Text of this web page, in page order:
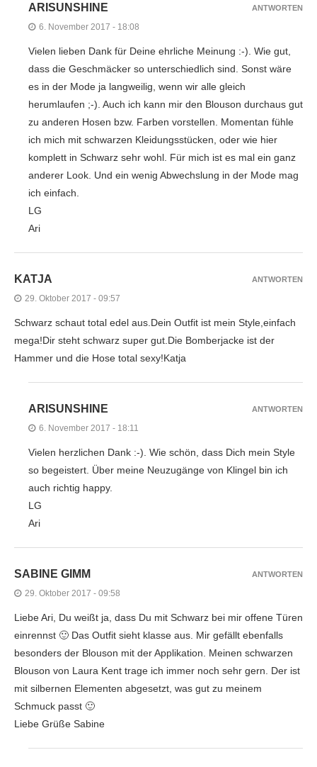
ARISUNSHINE
6. November 2017 - 18:08
Vielen lieben Dank für Deine ehrliche Meinung :-). Wie gut,
dass die Geschmäcker so unterschiedlich sind. Sonst wäre
es in der Mode ja langweilig, wenn wir alle gleich
herumlaufen ;-). Auch ich kann mir den Blouson durchaus gut
zu anderen Hosen bzw. Farben vorstellen. Momentan fühle
ich mich mit schwarzen Kleidungsstücken, oder wie hier
komplett in Schwarz sehr wohl. Für mich ist es mal ein ganz
anderer Look. Und ein wenig Abwechslung in der Mode mag
ich einfach.
LG
Ari
ANTWORTEN
KATJA
29. Oktober 2017 - 09:57
Schwarz schaut total edel aus.Dein Outfit ist mein Style,einfach
mega!Dir steht schwarz super gut.Die Bomberjacke ist der
Hammer und die Hose total sexy!Katja
ANTWORTEN
ARISUNSHINE
6. November 2017 - 18:11
Vielen herzlichen Dank :-). Wie schön, dass Dich mein Style
so begeistert. Über meine Neuzugänge von Klingel bin ich
auch richtig happy.
LG
Ari
ANTWORTEN
SABINE GIMM
29. Oktober 2017 - 09:58
Liebe Ari, Du weißt ja, dass Du mit Schwarz bei mir offene Türen
einrennst 🙂 Das Outfit sieht klasse aus. Mir gefällt ebenfalls
besonders der Blouson mit der Applikation. Meinen schwarzen
Blouson von Laura Kent trage ich immer noch sehr gern. Der ist
mit silbernen Elementen abgesetzt, was gut zu meinem
Schmuck passt 🙂
Liebe Grüße Sabine
ANTWORTEN